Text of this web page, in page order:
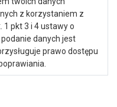
z korzystaniem z
1 pkt 3 i 4 ustawy o
danych jest
prawo dostępu